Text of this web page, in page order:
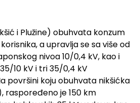
i Plužine) obuhvata konzum
a upravlja se sa više od
nivoa 10/0,4 kV, kao i
10 kV i tri 35/0,4 kV
površini koju obuhvata nikšićka
raspoređeno je 150 km